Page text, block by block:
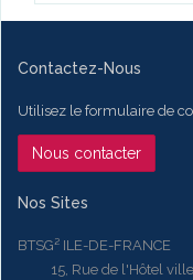
Contactez-Nous
Utilisez le formulaire de
Nous contacter
Nos Sites
BTSG² ILE-DE-FRANCE
15, Rue de l'Hôtel ville